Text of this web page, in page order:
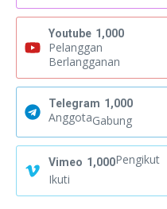
Youtube 1,000
Pelanggan
Berlangganan
Telegram 1,000
AnggotaGabung
Vimeo 1,000Pengikut
Ikuti